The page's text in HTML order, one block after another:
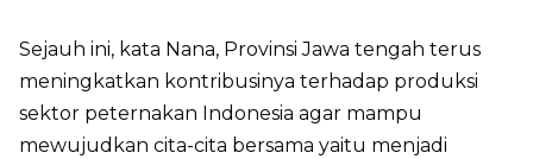
Sejauh ini, kata Nana, Provinsi Jawa tengah terus
meningkatkan kontribusinya terhadap produksi
sektor peternakan Indonesia agar mampu
mewujudkan cita-cita bersama yaitu menjadi